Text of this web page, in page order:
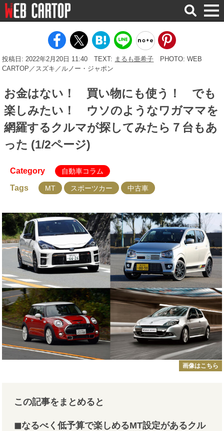
検
索
投稿日: 2022年2月20日 11:40 TEXT: まるも亜希子
PHOTO: WEB
CARTOP／スズキ／ルノー・ジャポン
お金はない！ 買い物にも使う！ でも
楽しみたい！ ウソのようなワガママを
網羅するクルマが探してみたら７台もあ
った (1/2ページ)
Category 自動車コラム
Tags MT スポーツカー 中古車
画像はこちら
この記事をまとめると
◼︎なるべく低予算で楽しめるMT設定があるクル